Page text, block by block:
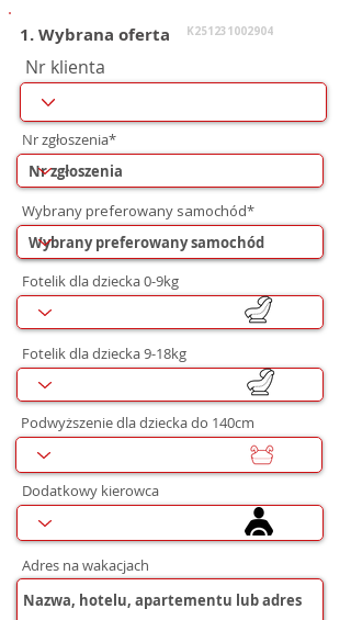
1. Wybrana oferta K251231002904
Nr klienta
Nr zgłoszenia*
Wybrany preferowany samochód*
Fotelik dla dziecka 0-9kg
Fotelik dla dziecka 9-18kg
Podwyższenie dla dziecka do 140cm
Dodatkowy kierowca
Adres na wakacjach